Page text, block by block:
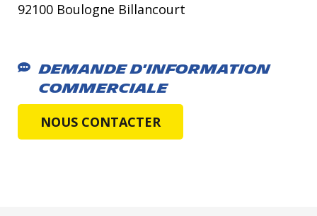
92100 Boulogne Billancourt
Demande d'information
commerciale
NOUS CONTACTER